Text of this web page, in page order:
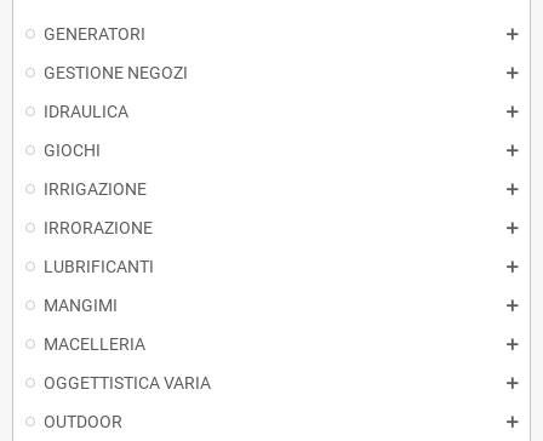
GENERATORI
GESTIONE NEGOZI
IDRAULICA
GIOCHI
IRRIGAZIONE
IRRORAZIONE
LUBRIFICANTI
MANGIMI
MACELLERIA
OGGETTISTICA VARIA
OUTDOOR